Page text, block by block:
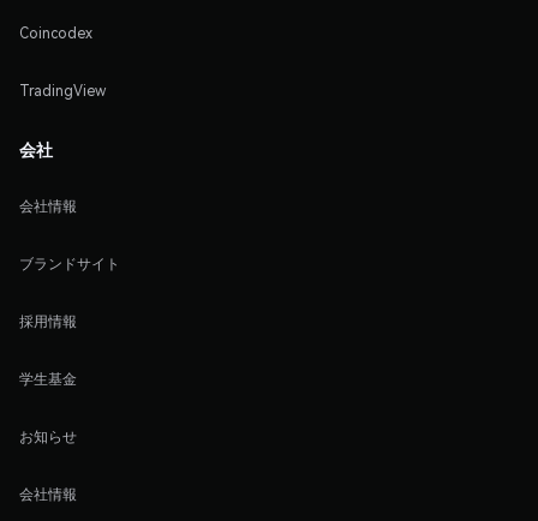
Coincodex
TradingView
会社
会社情報
ブランドサイト
採用情報
学生基金
お知らせ
会社情報